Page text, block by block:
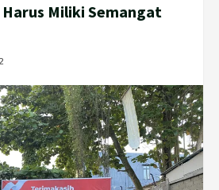
Harus Miliki Semangat